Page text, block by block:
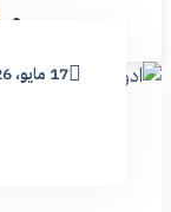
17 مايو، 2026